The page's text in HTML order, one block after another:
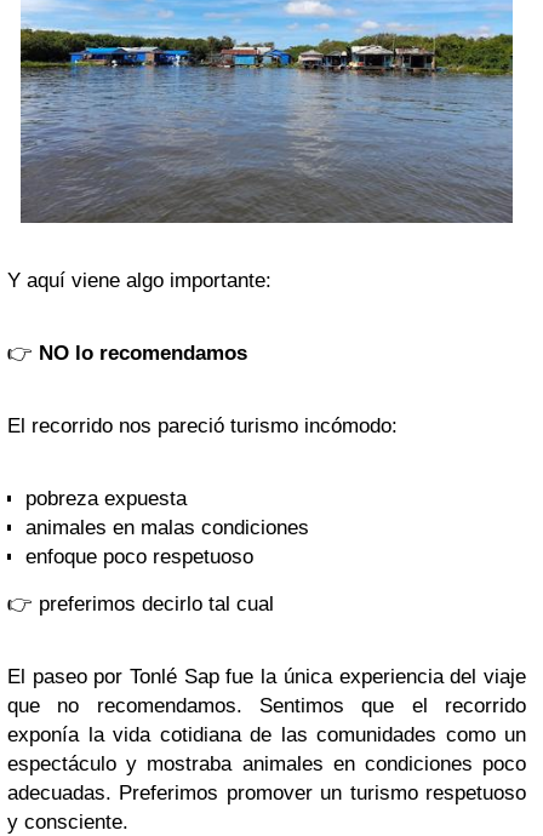
Y aquí viene algo importante:
👉 NO lo recomendamos
El recorrido nos pareció turismo incómodo:
pobreza expuesta
animales en malas condiciones
enfoque poco respetuoso
👉 preferimos decirlo tal cual
El paseo por Tonlé Sap fue la única experiencia del viaje
que no recomendamos. Sentimos que el recorrido
exponía la vida cotidiana de las comunidades como un
espectáculo y mostraba animales en condiciones poco
adecuadas. Preferimos promover un turismo respetuoso
y consciente.